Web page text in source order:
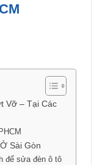
Vỡ – Tại Các
Sài Gòn
để sửa đèn ô tô